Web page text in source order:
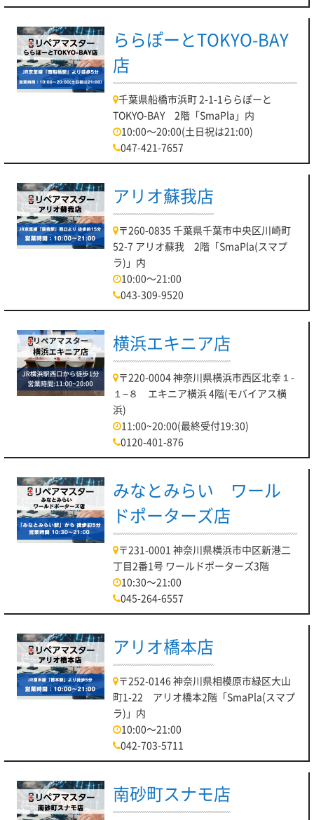
ららぽーとTOKYO-BAY
店
千葉県船橋市浜町 2-1-1ららぽーと
TOKYO-BAY 2階「SmaPla」内
10:00～20:00(土日祝は21:00)
047-421-7657
アリオ蘇我店
〒260-0835 千葉県千葉市中央区川崎町
52-7 アリオ蘇我 2階「SmaPla(スマプ
ラ)」内
10:00～21:00
043-309-9520
横浜エキニア店
〒220-0004 神奈川県横浜市西区北幸１-
１−８ エキニア横浜 4階(モバイアス横
浜)
11:00~20:00(最終受付19:30)
0120-401-876
みなとみらい ワール
ドポーターズ店
〒231-0001 神奈川県横浜市中区新港二
丁目2番1号 ワールドポーターズ3階
10:30～21:00
045-264-6557
アリオ橋本店
〒252-0146 神奈川県相模原市緑区大山
町1-22 アリオ橋本2階「SmaPla(スマプ
ラ)」内
10:00～21:00
042-703-5711
南砂町スナモ店